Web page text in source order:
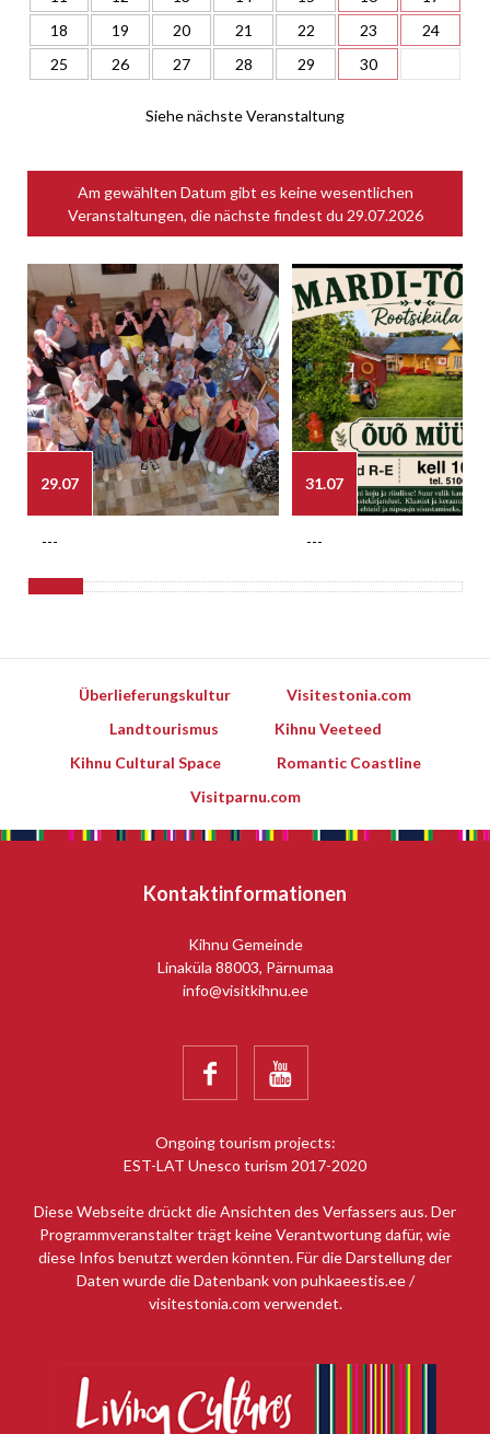
18
19 20 21 22 23
24
25
26 27 28 29 30
Siehe nächste Veranstaltung
Am gewählten Datum gibt es keine wesentlichen
Veranstaltungen, die nächste findest du 29.07.2026
29.07
---
31.07
---
Überlieferungskultur
Visitestonia.com
Landtourismus
Kihnu Veeteed
Kihnu Cultural Space
Romantic Coastline
Visitparnu.com
Kontaktinformationen
Kihnu Gemeinde
Linaküla 88003, Pärnumaa
info@visitkihnu.ee
 
Ongoing tourism projects:
EST-LAT Unesco turism 2017-2020
Diese Webseite drückt die Ansichten des Verfassers aus. Der
Programmveranstalter trägt keine Verantwortung dafür, wie
diese Infos benutzt werden könnten. Für die Darstellung der
Daten wurde die Datenbank von puhkaeestis.ee /
visitestonia.com verwendet.